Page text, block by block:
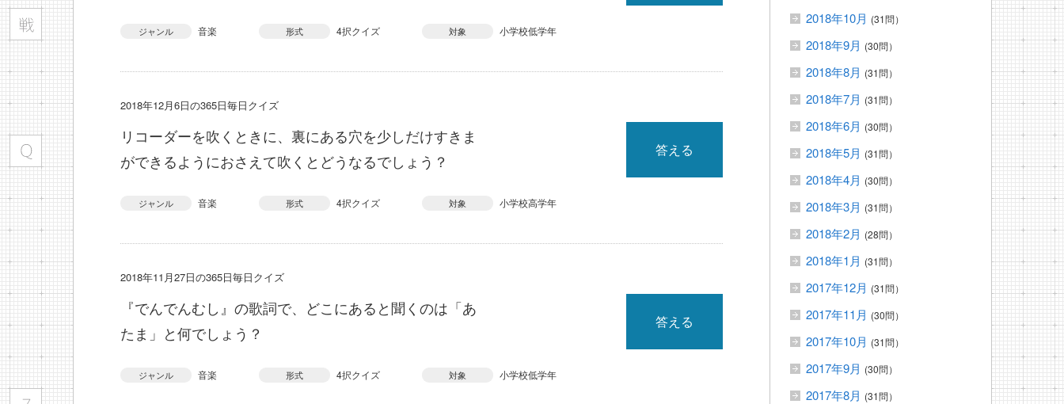
ジャンル 音楽 形式 4択クイズ 対象 小学校低学年
2018年12月6日の365日毎日クイズ
リコーダーを吹くときに、裏にある穴を少しだけすきま
ができるようにおさえて吹くとどうなるでしょう？
答える
ジャンル 音楽 形式 4択クイズ 対象 小学校高学年
2018年11月27日の365日毎日クイズ
『でんでんむし』の歌詞で、どこにあると聞くのは「あ
たま」と何でしょう？
答える
ジャンル 音楽 形式 4択クイズ 対象 小学校低学年
2018年10月 (31問）
2018年9月 (30問）
2018年8月 (31問）
2018年7月 (31問）
2018年6月 (30問）
2018年5月 (31問）
2018年4月 (30問）
2018年3月 (31問）
2018年2月 (28問）
2018年1月 (31問）
2017年12月 (31問）
2017年11月 (30問）
2017年10月 (31問）
2017年9月 (30問）
2017年8月 (31問）